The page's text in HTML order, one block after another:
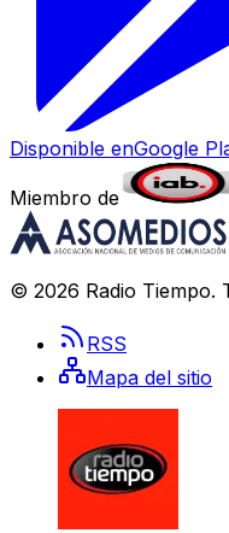
Disponible enGoogle
Miembro de
© 2026 Radio Tiempo.
RSS
Mapa del sitio